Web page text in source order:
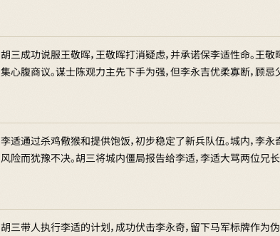
胡三成功说服王敬晖，王敬晖打消疑虑，并承诺保李适性命。王
集心腹商议。谋士陈观力主先下手为强，但李永吉优柔寡断，顾
李适通过杀鸡儆猴和提供饱饭，初步稳定了新兵队伍。城内，李
风险而犹豫不决。胡三将城内僵局报告给李适，李适大骂两位兄
胡三带人执行李适的计划，成功伏击李永奇，留下马军标牌作为